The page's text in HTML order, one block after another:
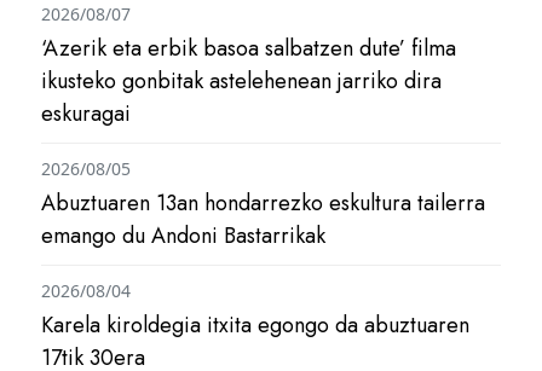
‘Azerik eta erbik basoa salbatzen dute’ filma
ikusteko gonbitak astelehenean jarriko dira
eskuragai
2026/08/07
Abuztuaren 13an hondarrezko eskultura tailerra
emango du Andoni Bastarrikak
2026/08/05
Karela kiroldegia itxita egongo da abuztuaren
17tik 30era
2026/08/04